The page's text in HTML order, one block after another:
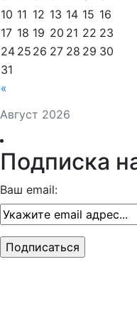
Август 2026
«
10 11 12 13 14 15 16
17 18 19 20 21 22 23
24 25 26 27 28 29 30
31
Подписка
Ваш email: